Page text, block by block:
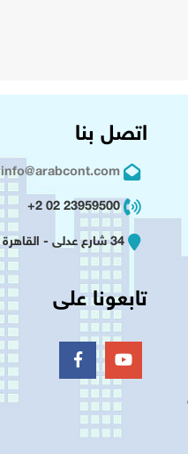
اتصل بنا
info@arabcont.com
23959500 02 2+
34 شارع عدلى - القاهرة
تابعونا على